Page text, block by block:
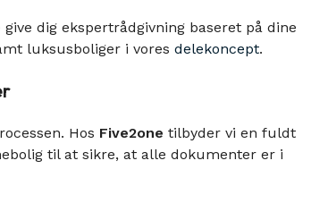
give dig ekspertrådgivning baseret på dine
luksusboliger i vores delekoncept.
Hos Five2one tilbyder vi en fuldt
til at sikre, at alle dokumenter er i